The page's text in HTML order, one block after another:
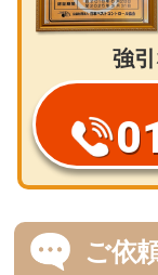
強
ご依